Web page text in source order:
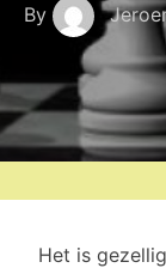
By
Het is